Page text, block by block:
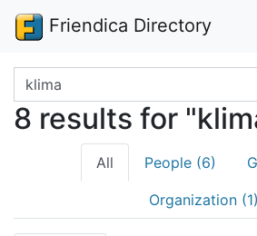
Friendica Directory
Search terms
8 results for
All People (6)
Organization (1)